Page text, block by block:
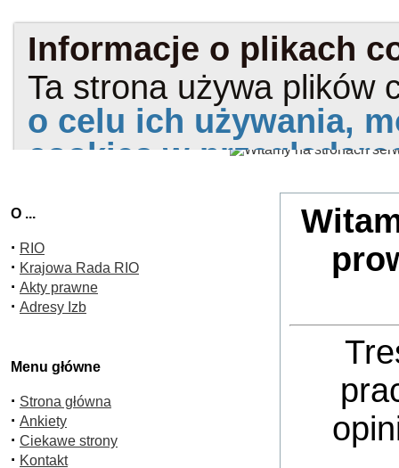
O ...
· RIO
· Krajowa Rada RIO
· Akty prawne
· Adresy Izb
Menu główne
· Strona główna
· Ankiety
· Ciekawe strony
· Kontakt